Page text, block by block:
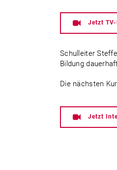
Jetzt
Schulleiter
Bildung
Die nächsten
Jetzt